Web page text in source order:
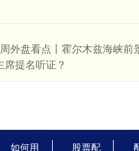
外盘看点丨霍尔木兹海峡前
席提名听证？
如何用 股票配